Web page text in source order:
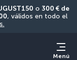
o 300 € de
, válidos en todo el
Menú